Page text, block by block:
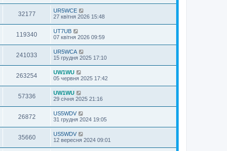
32177
UR5WCE
27 квітня 2026 15:48
119340
UT7UB
07 квітня 2026 09:59
241033
UR5WCA
15 грудня 2025 17:10
263254
UW1WU
05 червня 2025 17:42
57336
UW1WU
29 січня 2025 21:16
26872
US5WDV
31 грудня 2024 19:05
35660
US5WDV
12 вересня 2024 09:01